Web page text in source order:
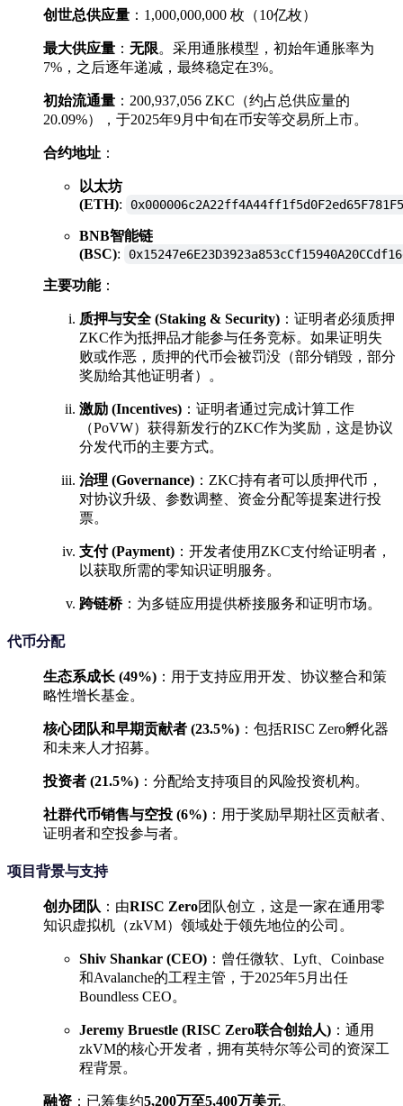
创世总供应量 ：1,000,000,000 枚（10亿枚）
最大供应量 ： 无限。采用通胀模型，初始年通胀率为
7%，之后逐年递减，最终稳定在3%。
初始流通量 ：200,937,056 ZKC（约占总供应量的
20.09%），于2025年9月中旬在币安等交易所上市。
合约地址 ：
以太坊
(ETH):
BNB智能链
(BSC):
主要功能：
质押与安全 (Staking & Security) ：证明者必须质押
ZKC作为抵押品才能参与任务竞标。如果证明失
败或作恶，质押的代币会被罚没（部分销毁，部分
奖励给其他证明者）。
激励 (Incentives) ：证明者通过完成计算工作
（PoVW）获得新发行的ZKC作为奖励，这是协议
分发代币的主要方式。
治理 (Governance) ：ZKC持有者可以质押代币，
对协议升级、参数调整、资金分配等提案进行投
票。
支付 (Payment) ：开发者使用ZKC支付给证明者，
以获取所需的零知识证明服务。
跨链桥：为多链应用提供桥接服务和证明市场。
代币分配
生态系成长 (49%) ：用于支持应用开发、协议整合和策
略性增长基金。
核心团队和早期贡献者 (23.5%) ：包括RISC Zero孵化器
和未来人才招募。
投资者 (21.5%) ：分配给支持项目的风险投资机构。
社群代币销售与空投 (6%) ：用于奖励早期社区贡献者、
证明者和空投参与者。
项目背景与支持
创办团队 ：由RISC Zero团队创立，这是一家在通用零
知识虚拟机（zkVM）领域处于领先地位的公司。
Shiv Shankar (CEO) ：曾任微软、Lyft、Coinbase
和Avalanche的工程主管，于2025年5月出任
Boundless CEO。
Jeremy Bruestle (RISC Zero联合创始人) ：通用
zkVM的核心开发者，拥有英特尔等公司的资深工
程背景。
融资 ：已筹集约5,200万至5,400万美元。